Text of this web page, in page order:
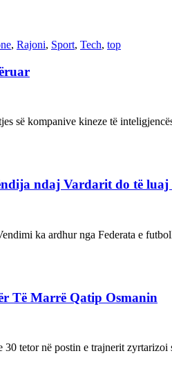
, Rajoni, Sport, Tech, top
së kompanive kineze të
ndaj Vardarit do të luaj
ka ardhur nga Federata e
Të Marrë Qatip Osmanin
30 tetor në postin e trajnerit